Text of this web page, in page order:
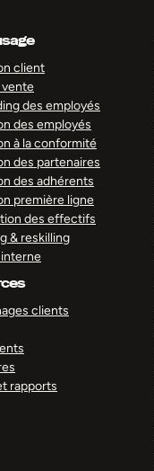
client
vente
des employés
des employés
à la conformité
des partenaires
des adhérents
première ligne
des effectifs
& reskilling
clients
rapports